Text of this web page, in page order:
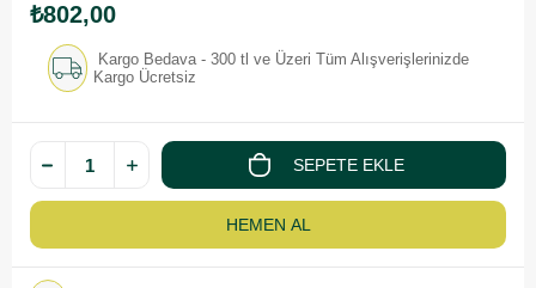
₺802,00
Kargo Bedava - 300 tl ve Üzeri Tüm Alışverişlerinizde
Kargo Ücretsiz